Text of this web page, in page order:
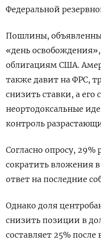
Федеральной
Пошлины,
«день
облигациям США.
также давит на ФРС,
снизить ставки, а
неортодоксальные
контроль
Согласно опросу, 29%
сократить вложения
ответ на последние
Однако доля
снизить позиции в
составляет 25% после